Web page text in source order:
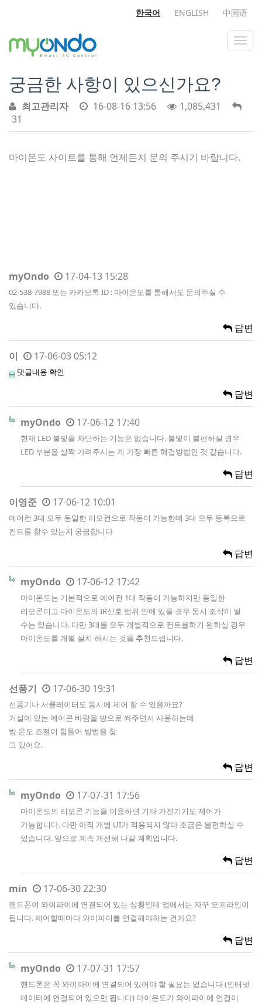
한국어 ENGLISH 中国语
궁금한 사항이 있으신가요?
최고관리자 16-08-16 13:56
1,085,431
31
마이온도 사이트를 통해 언제든지 문의 주시기 바랍니다.
myOndo 17-04-13 15:28
02-538-7988 또는 카카오톡 ID : 마이온도를 통해서도 문의주실 수
있습니다.
답변
이 17-06-03 05:12
댓글내용 확인
답변
myOndo 17-06-12 17:40
현재 LED 불빛을 차단하는 기능은 없습니다. 불빛이 불편하실 경우
LED 부분을 살짝 가려주시는 게 가장 빠른 해결방법인 것 같습니다.
답변
이영준 17-06-12 10:01
에어컨 3대 모두 동일한 리모컨으로 작동이 가능한데 3대 모두 등록으로
컨트롤 할수 있는지 궁금합니다
답변
myOndo 17-06-12 17:42
마이온도는 기본적으로 에어컨 1대 작동이 가능하지만 동일한
리모콘이고 마이온도의 IR신호 범위 안에 있을 경우 동시 조작이 될
수는 있습니다. 다만 3대를 모두 개별적으로 컨트롤하기 원하실 경우
마이온도를 개별 설치 하시는 것을 추천드립니다.
답변
선풍기 17-06-30 19:31
선풍기나 서큘레이터도 동시에 제어 할 수 있을까요?
거실에 있는 에어콘 바람을 방으로 쏴주면서 사용하는데
방 온도 조절이 힘들어 방법을 찾
고 있어요.
답변
myOndo 17-07-31 17:56
마이온도의 리모콘 기능을 이용하면 기타 가전기기도 제어가
가능합니다. 다만 아직 개별 UI가 적용되지 않아 조금은 불편하실 수
있습니다. 앞으로 계속 개선해 나갈 계획입니다.
답변
min 17-06-30 22:30
핸드폰이 와이파이에 연결되어 있는 상황인데 앱에서는 자꾸 오프라인이
됩니다. 제어할때마다 와이파이를 연결해야하는 건가요?
답변
myOndo 17-07-31 17:57
핸드폰은 꼭 와이파이에 연결되어 있어야 할 필요는 없습니다 (인터넷
데이터에 연결되어 있으면 됩니다) 마이온도가 와이파이에 연결이